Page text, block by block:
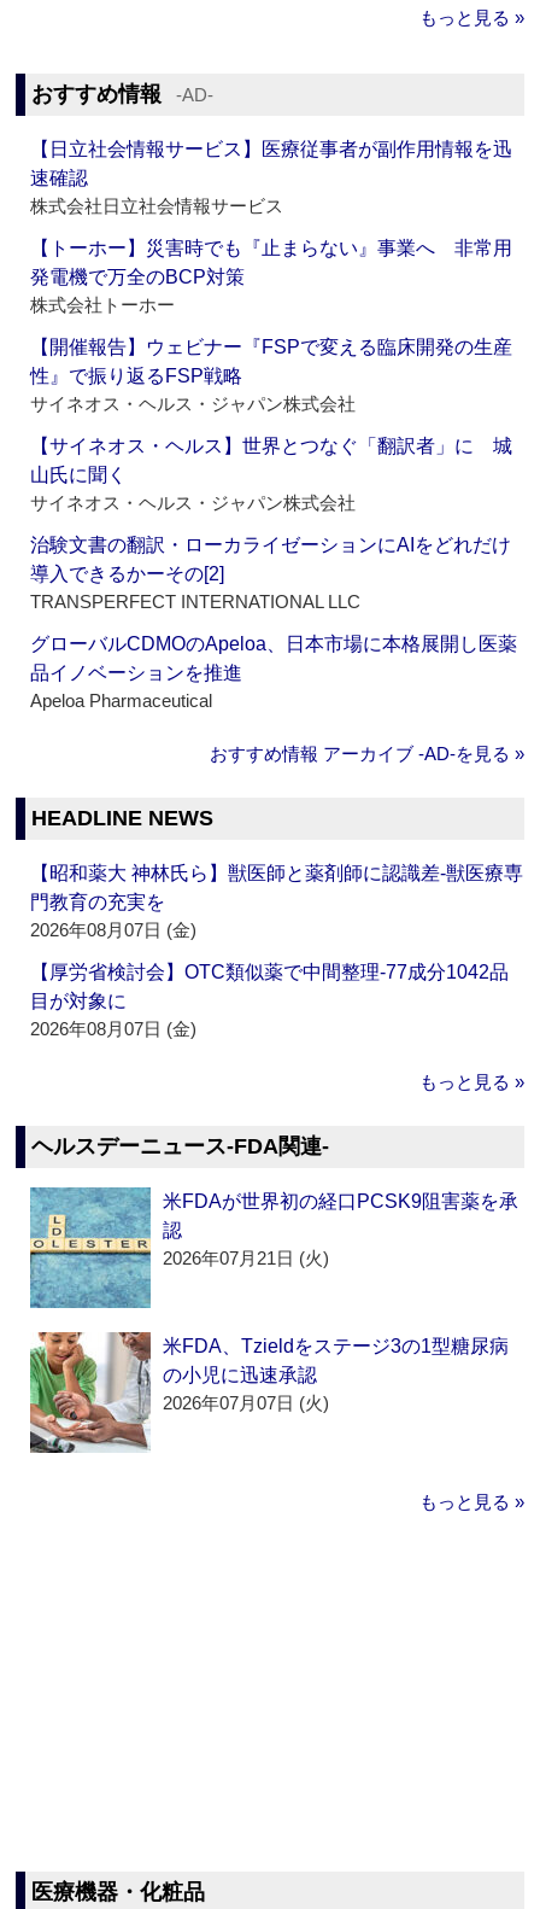
もっと見る »
おすすめ情報 ‐AD‐
【日立社会情報サービス】医療従事者が副作用情報を迅
速確認
株式会社日立社会情報サービス
【トーホー】災害時でも『止まらない』事業へ 非常用
発電機で万全のBCP対策
株式会社トーホー
【開催報告】ウェビナー『FSPで変える臨床開発の生産
性』で振り返るFSP戦略
サイネオス・ヘルス・ジャパン株式会社
【サイネオス・ヘルス】世界とつなぐ「翻訳者」に 城
山氏に聞く
サイネオス・ヘルス・ジャパン株式会社
治験文書の翻訳・ローカライゼーションにAIをどれだけ
導入できるかーその[2]
TRANSPERFECT INTERNATIONAL LLC
グローバルCDMOのApeloa、日本市場に本格展開し医薬
品イノベーションを推進
Apeloa Pharmaceutical
おすすめ情報 アーカイブ ‐AD‐を見る »
HEADLINE NEWS
【昭和薬大 神林氏ら】獣医師と薬剤師に認識差‐獣医療専
門教育の充実を
2026年08月07日 (金)
【厚労省検討会】OTC類似薬で中間整理‐77成分1042品
目が対象に
2026年08月07日 (金)
もっと見る »
ヘルスデーニュース‐FDA関連‐
米FDAが世界初の経口PCSK9阻害薬を承
認
2026年07月21日 (火)
米FDA、Tzieldをステージ3の1型糖尿病
の小児に迅速承認
2026年07月07日 (火)
もっと見る »
医療機器・化粧品